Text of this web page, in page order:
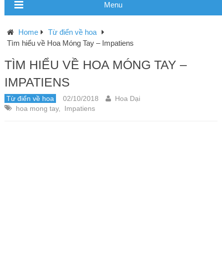
Menu
Home
Từ điển về hoa
Tìm hiểu về Hoa Móng Tay – Impatiens
TÌM HIỂU VỀ HOA MÓNG TAY –
IMPATIENS
Từ điển về hoa 02/10/2018
Hoa Dại
hoa mong tay, Impatiens